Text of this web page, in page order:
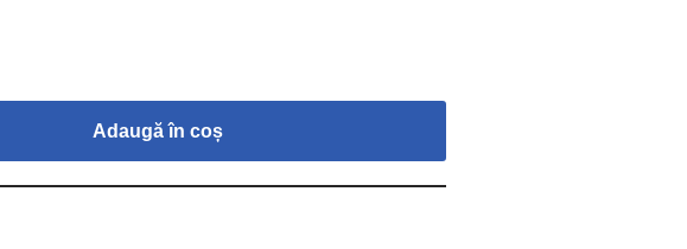
Adaugă în coș